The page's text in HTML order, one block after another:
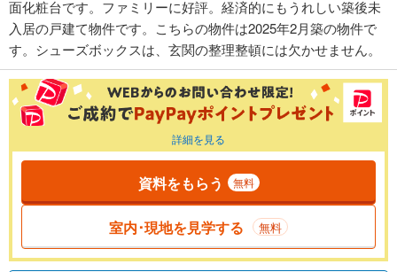
面化粧台です。ファミリーに好評。経済的にもうれしい築後未
入居の戸建て物件です。こちらの物件は2025年2月築の物件で
す。シューズボックスは、玄関の整理整頓には欠かせません。
詳細を見る
資料をもらう 無料
室内･現地を見学する 無料